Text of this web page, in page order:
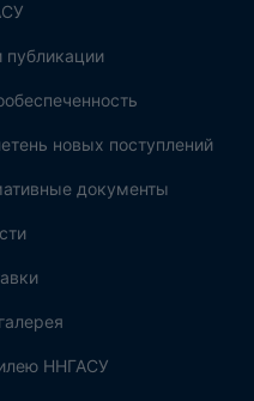
публикации
новых поступлений
документы
ННГАСУ